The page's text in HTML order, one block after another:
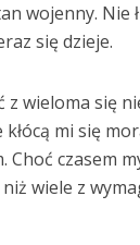
wojenny. Nie
się dzieje.
wieloma się
mi się
Choć czasem
wiele z